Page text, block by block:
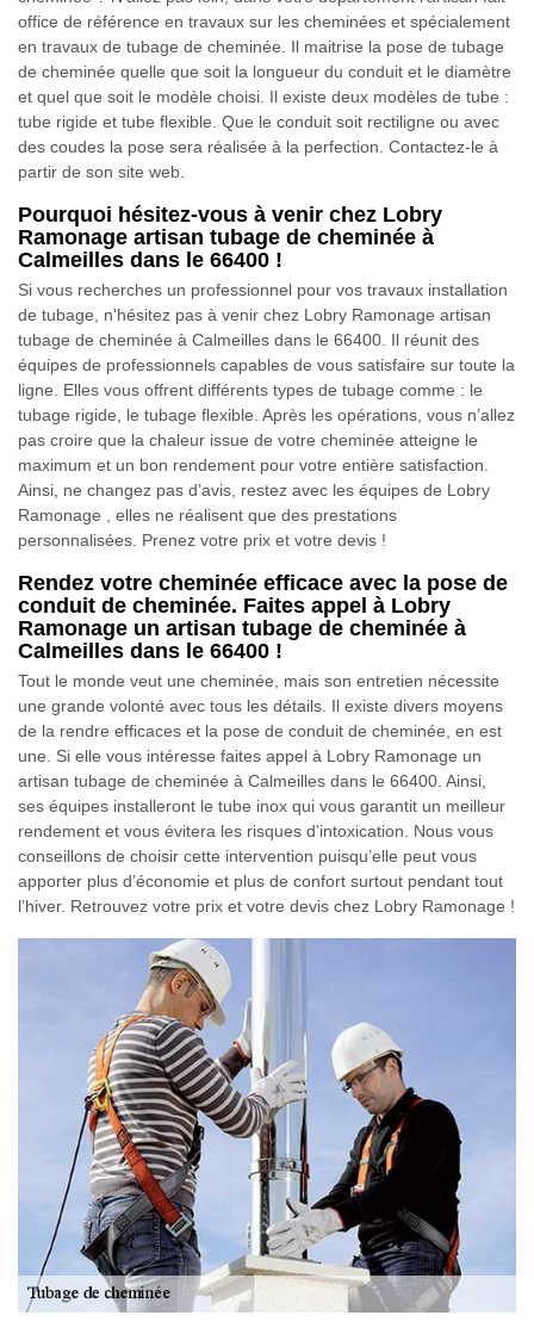
office de référence en travaux sur les cheminées et spécialement
en travaux de tubage de cheminée. Il maitrise la pose de tubage
de cheminée quelle que soit la longueur du conduit et le diamètre
et quel que soit le modèle choisi. Il existe deux modèles de tube :
tube rigide et tube flexible. Que le conduit soit rectiligne ou avec
des coudes la pose sera réalisée à la perfection. Contactez-le à
partir de son site web.
Pourquoi hésitez-vous à venir chez Lobry
Ramonage artisan tubage de cheminée à
Calmeilles dans le 66400 !
Si vous recherches un professionnel pour vos travaux installation
de tubage, n'hésitez pas à venir chez Lobry Ramonage artisan
tubage de cheminée à Calmeilles dans le 66400. Il réunit des
équipes de professionnels capables de vous satisfaire sur toute la
ligne. Elles vous offrent différents types de tubage comme : le
tubage rigide, le tubage flexible. Après les opérations, vous n’allez
pas croire que la chaleur issue de votre cheminée atteigne le
maximum et un bon rendement pour votre entière satisfaction.
Ainsi, ne changez pas d’avis, restez avec les équipes de Lobry
Ramonage , elles ne réalisent que des prestations
personnalisées. Prenez votre prix et votre devis !
Rendez votre cheminée efficace avec la pose de
conduit de cheminée. Faites appel à Lobry
Ramonage un artisan tubage de cheminée à
Calmeilles dans le 66400 !
Tout le monde veut une cheminée, mais son entretien nécessite
une grande volonté avec tous les détails. Il existe divers moyens
de la rendre efficaces et la pose de conduit de cheminée, en est
une. Si elle vous intéresse faites appel à Lobry Ramonage un
artisan tubage de cheminée à Calmeilles dans le 66400. Ainsi,
ses équipes installeront le tube inox qui vous garantit un meilleur
rendement et vous évitera les risques d’intoxication. Nous vous
conseillons de choisir cette intervention puisqu’elle peut vous
apporter plus d’économie et plus de confort surtout pendant tout
l’hiver. Retrouvez votre prix et votre devis chez Lobry Ramonage !